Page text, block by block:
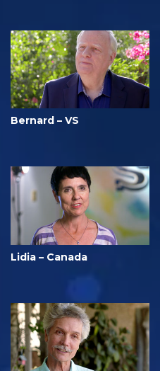
Bernard – VS
Lidia – Canada